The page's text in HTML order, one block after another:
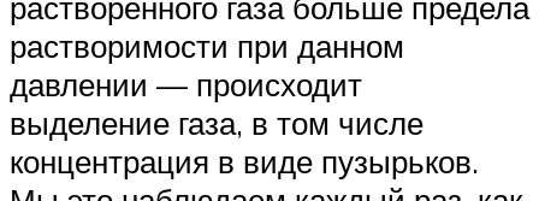
растворимости при данном
давлении — происходит
выделение газа, в том числе
концентрация в виде пузырьков.